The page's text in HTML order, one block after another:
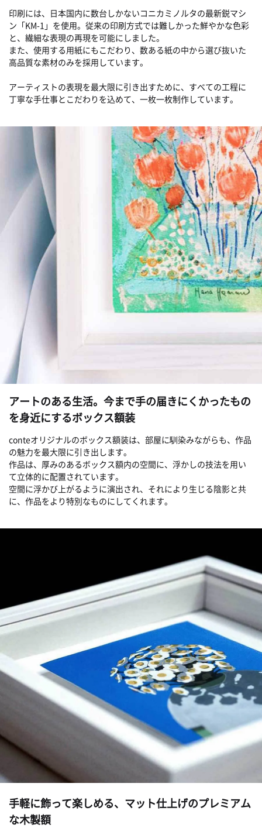
印刷には、日本国内に数台しかないコニカミノルタの最新鋭マシ
ン「KM-1」を使用。従来の印刷方式では難しかった鮮やかな色彩
と、繊細な表現の再現を可能にしました。
また、使用する用紙にもこだわり、数ある紙の中から選び抜いた
高品質な素材のみを採用しています。
アーティストの表現を最大限に引き出すために、すべての工程に
丁寧な手仕事とこだわりを込めて、一枚一枚制作しています。
アートのある生活。今まで手の届きにくかったもの
を身近にするボックス額装
conteオリジナルのボックス額装は、部屋に馴染みながらも、作品
の魅力を最大限に引き出します。
作品は、厚みのあるボックス額内の空間に、浮かしの技法を用い
て立体的に配置されています。
空間に浮かび上がるように演出され、それにより生じる陰影と共
に、作品をより特別なものにしてくれます。
手軽に飾って楽しめる、マット仕上げのプレミアム
な木製額